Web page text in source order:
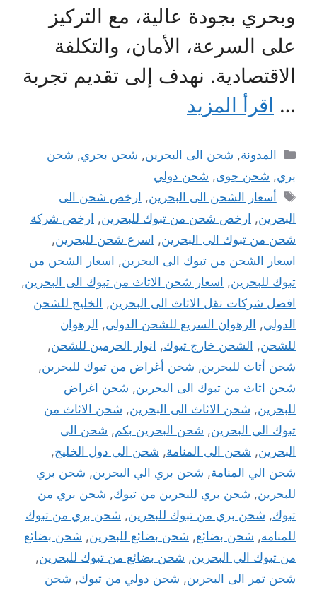
وبحري بجودة عالية، مع التركيز
على السرعة، الأمان، والتكلفة
الاقتصادية. نهدف إلى تقديم تجربة
… اقرأ المزيد
التصنيفات
المدونة, شحن الى البحرين, شحن بحري, شحن
بري, شحن جوى, شحن دولي
الوسوم
أسعار الشحن الى البحرين, ارخص شحن الى
البحرين, ارخص شحن من تبوك للبحرين, ارخص شركة
شحن من تبوك الى البحرين, اسرع شحن للبحرين,
اسعار الشحن من تبوك الى البحرين, اسعار الشحن من
تبوك للبحرين, اسعار شحن الاثاث من تبوك الى البحرين,
افضل شركات نقل الاثاث الى البحرين, الخليج للشحن
الدولي, الرهوان السريع للشحن الدولي, الرهوان
للشحن, الشحن خارج تبوك, انوار الحرمين للشحن,
شحن أثاث للبحرين, شحن أغراض من تبوك للبحرين,
شحن اثاث من تبوك الى البحرين, شحن اغراض
للبحرين, شحن الاثاث الى البحرين, شحن الاثاث من
تبوك الى البحرين, شحن البحرين بكم, شحن الى
البحرين, شحن الى المنامة, شحن الى دول الخليج,
شحن الي المنامة, شحن بري الي البحرين, شحن بري
للبحرين, شحن بري للبحرين من تبوك, شحن بري من
تبوك, شحن بري من تبوك للبحرين, شحن بري من تبوك
للمنامه, شحن بضائع, شحن بضائع للبحرين, شحن بضائع
من تبوك الي البحرين, شحن بضائع من تبوك للبحرين,
شحن تمر الى البحرين, شحن دولي من تبوك, شحن